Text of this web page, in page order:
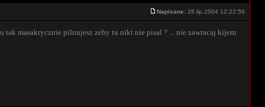
Napisane: 28.lip.2004 12:22:56
tak masakrycznie pilnujesz zeby tu nikt nie pisal ? ... nie zawracaj kijem